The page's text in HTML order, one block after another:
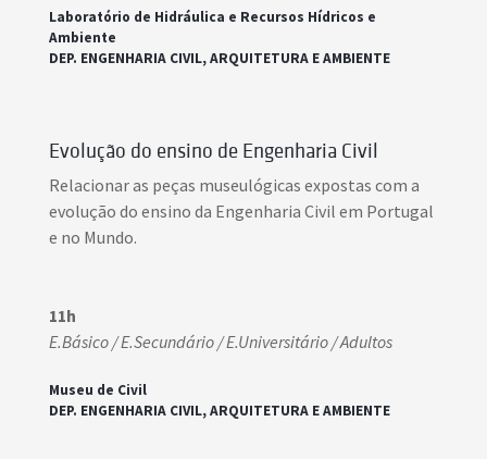
Laboratório de Hidráulica e Recursos Hídricos e
Ambiente
DEP. ENGENHARIA CIVIL, ARQUITETURA E AMBIENTE
Evolução do ensino de Engenharia Civil
Relacionar as peças museulógicas expostas com a
evolução do ensino da Engenharia Civil em Portugal
e no Mundo.
11h
E.Básico / E.Secundário / E.Universitário / Adultos
Museu de Civil
DEP. ENGENHARIA CIVIL, ARQUITETURA E AMBIENTE